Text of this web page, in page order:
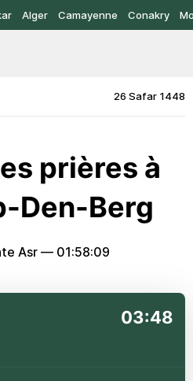
Alger Camayenne Conakry
26 Safar 1448
prières à
Den-Berg
Asr — 01:58:09
03:48